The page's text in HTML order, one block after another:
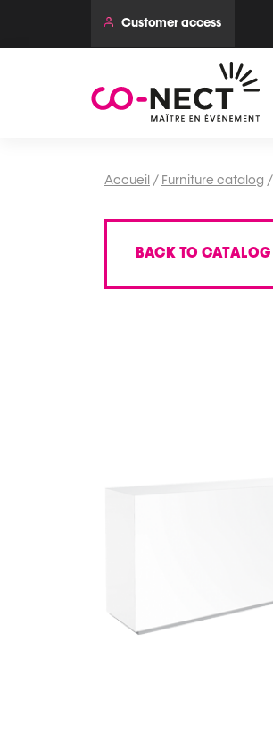
Customer access
Accueil / Furniture catalog /
BACK TO CATALOG